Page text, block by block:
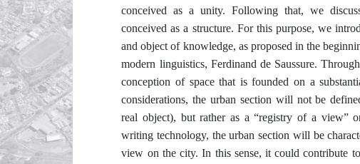
conceived as a unity. Following that, we
conceived as a structure. For this purpose, we
and object of knowledge, as proposed in the
modern linguistics, Ferdinand de Saussure.
conception of space that is founded on a
considerations, the urban section will not be
real object), but rather as a “registry of a view”
writing technology, the urban section will be
view on the city. In this sense, it could contribute